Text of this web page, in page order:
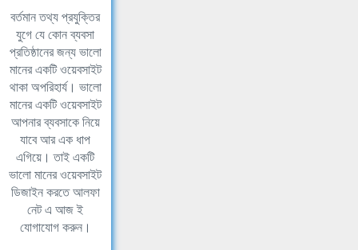
বর্তমান তথ্য প্রযুক্তির
যুগে যে কোন ব্যবসা
প্রতিষ্ঠানের জন্য ভালো
মানের একটি ওয়েবসাইট
থাকা অপরিহার্য। ভালো
মানের একটি ওয়েবসাইট
আপনার ব্যবসাকে নিয়ে
যাবে আর এক ধাপ
এগিয়ে। তাই একটি
ভালো মানের ওয়েবসাইট
ডিজাইন করতে আলফা
নেট এ আজ ই
যোগাযোগ করুন।